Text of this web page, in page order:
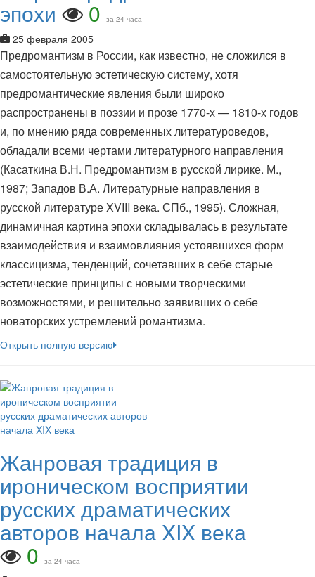
эпохи 0 за 24 часа
25 февраля 2005
Предромантизм в России, как известно, не сложился в
самостоятельную эстетическую систему, хотя
предромантические явления были широко
распространены в поэзии и прозе 1770-х — 1810-х годов
и, по мнению ряда современных литературоведов,
обладали всеми чертами литературного направления
(Касаткина В.Н. Предромантизм в русской лирике. М.,
1987; Западов В.А. Литературные направления в
русской литературе XVIII века. СПб., 1995). Сложная,
динамичная картина эпохи складывалась в результате
взаимодействия и взаимовлияния устоявшихся форм
классицизма, тенденций, сочетавших в себе старые
эстетические принципы с новыми творческими
возможностями, и решительно заявивших о себе
новаторских устремлений романтизма.
Открыть полную версию
Жанровая традиция в
ироническом восприятии
русских драматических
авторов начала XIX века
0 за 24 часа